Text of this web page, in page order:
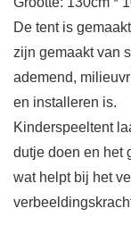
De tent is
zijn gemaakt van
ademend,
en installeren is.
Kinderspeeltent
dutje doen en het
wat helpt bij het